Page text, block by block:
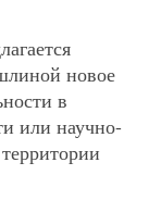
новое
в
или научно-